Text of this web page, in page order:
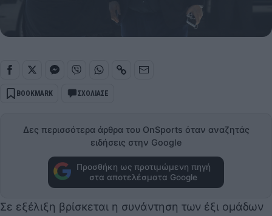
BOOKMARK ΣΧΟΛΙΑΣΕ
Δες περισσότερα άρθρα του OnSports όταν αναζητάς
ειδήσεις στην Google
Προσθήκη ως προτιμώμενη πηγή
στα αποτελέσματα Google
Σε εξέλιξη βρίσκεται η συνάντηση των έξι ομάδων